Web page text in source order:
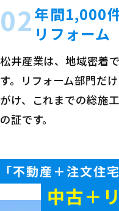
02年間1,000
リフォーム
松井産業は、地域密着
す。リフォーム部門だ
がけ、これまでの総施
の証です。